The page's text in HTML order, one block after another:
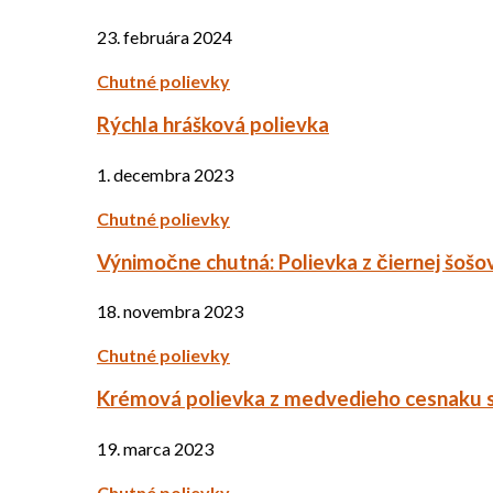
23. februára 2024
Chutné polievky
Rýchla hrášková polievka
1. decembra 2023
Chutné polievky
Výnimočne chutná: Polievka z čiernej
18. novembra 2023
Chutné polievky
Krémová polievka z medvedieho cesnaku
19. marca 2023